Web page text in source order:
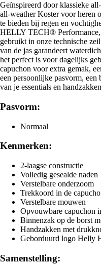
Geïnspireerd door klassieke
all-weather Koster voor heren
te bieden bij regen en
HELLY TECH® Performance,
gebruikt in onze technische
van de jas garandeert
het perfect is voor dagelijks
capuchon voor extra gemak,
een persoonlijke pasvorm, een
van je essentials en
Pasvorm:
Normaal
Kenmerken:
2-laagse constructie
Volledig gesealde naden
Verstelbare onderzoom
Trekkoord in de
Verstelbare mouwen
Opvouwbare capuchon
Binnenzak op de borst
Handzakken met
Geborduurd logo Helly
Samenstelling: